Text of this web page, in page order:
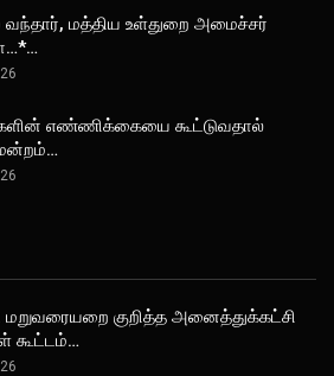
வந்தார், மத்திய உள்துறை அமைச்சர்
எண்ணிக்கையை கூட்டுவதால்
மறுவரையறை குறித்த அனைத்துக்கட்சி
கூட்டம்…